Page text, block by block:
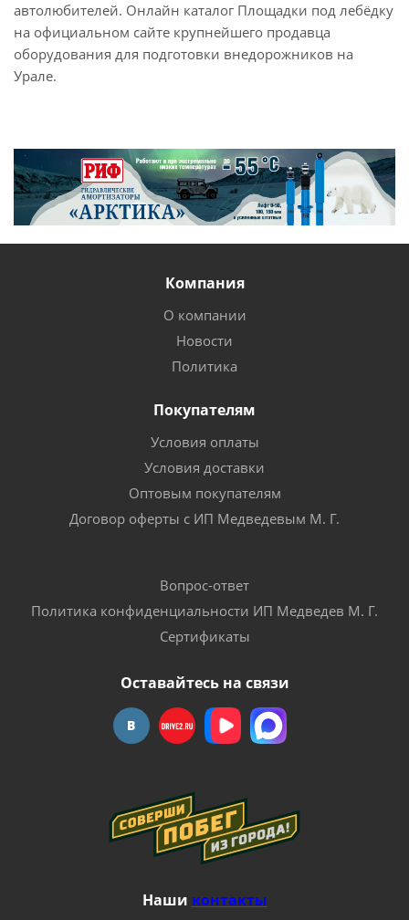
автолюбителей. Онлайн каталог Площадки под лебёдку
на официальном сайте крупнейшего продавца
оборудования для подготовки внедорожников на
Урале.
Компания
О компании
Новости
Политика
Покупателям
Условия оплаты
Условия доставки
Оптовым покупателям
Договор оферты с ИП Медведевым М. Г.
Вопрос-ответ
Политика конфиденциальности ИП Медведев М. Г.
Сертификаты
Оставайтесь на связи
Наши контакты